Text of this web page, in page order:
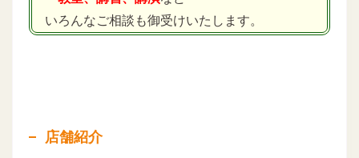
いろんなご相談も御受けいたします。
店舗紹介